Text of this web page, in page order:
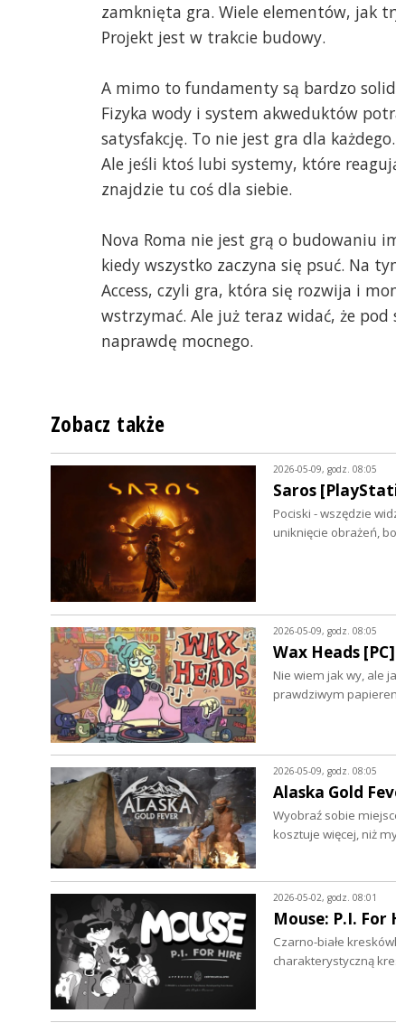
zamknięta gra. Wiele elementów, jak
Projekt jest w trakcie budowy.
A mimo to fundamenty są bardzo
Fizyka wody i system akweduktów
satysfakcję. To nie jest gra dla
Ale jeśli ktoś lubi systemy, które
znajdzie tu coś dla siebie.
Nova Roma nie jest grą o budowaniu
kiedy wszystko zaczyna się psuć. Na
Access, czyli gra, która się rozwija i
wstrzymać. Ale już teraz widać, że
naprawdę mocnego.
Zobacz także
2026-05-09, godz. 08:05
Saros
Pociski - wszędzie
uniknięcie obrażeń,
2026-05-09, godz. 08:05
Wax Heads [PC]
Nie wiem jak wy, ale
prawdziwym
2026-05-09, godz. 08:05
Alaska Gold
Wyobraź sobie
kosztuje więcej, niż
2026-05-02, godz. 08:01
Mouse: P.I.
Czarno-białe
charakterystyczną